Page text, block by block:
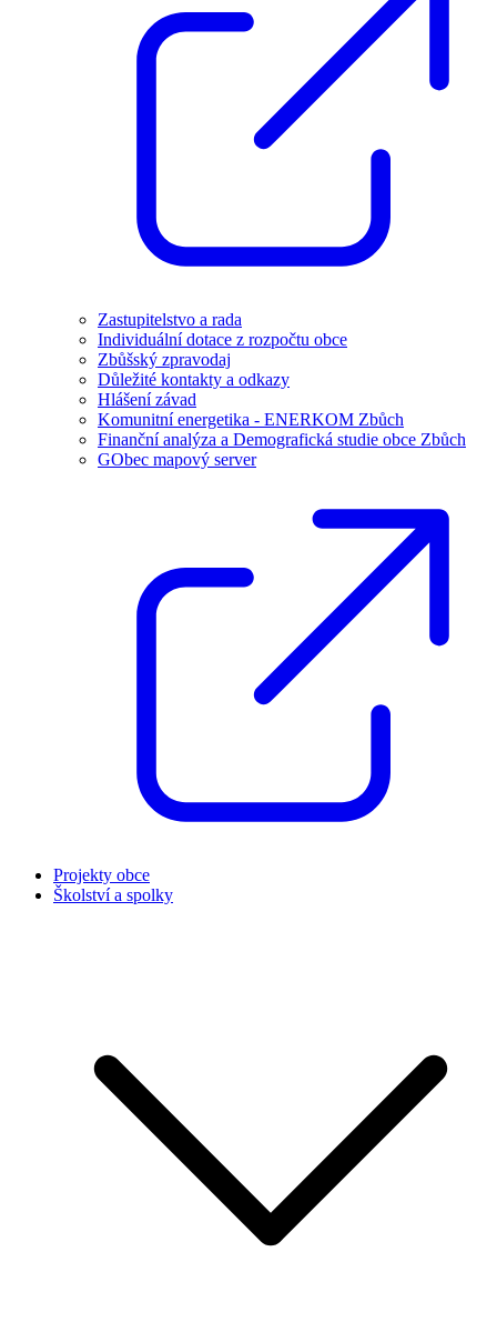
Zastupitelstvo a rada
Individuální dotace z rozpočtu obce
Zbůšský zpravodaj
Důležité kontakty a odkazy
Hlášení závad
Komunitní energetika - ENERKOM Zbůch
Finanční analýza a Demografická studie obce Zbůch
GObec mapový server
Projekty obce
Školství a spolky